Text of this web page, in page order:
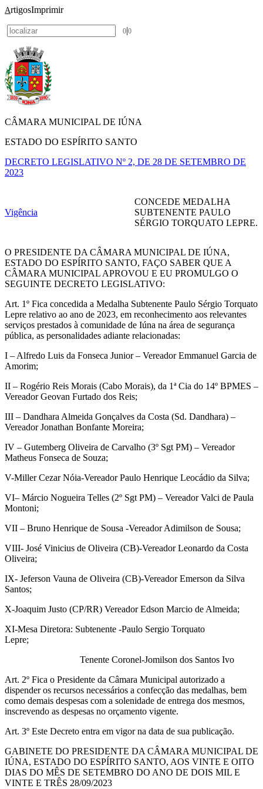
ArtigosImprimir
0|0
CÂMARA MUNICIPAL DE IÚNA
ESTADO DO ESPÍRITO SANTO
DECRETO LEGISLATIVO Nº 2, DE 28 DE SETEMBRO DE
2023
Vigência
CONCEDE MEDALHA
SUBTENENTE PAULO
SÉRGIO TORQUATO LEPRE.
O PRESIDENTE DA CÂMARA MUNICIPAL DE IÚNA,
ESTADO DO ESPÍRITO SANTO, FAÇO SABER QUE A
CÂMARA MUNICIPAL APROVOU E EU PROMULGO O
SEGUINTE DECRETO LEGISLATIVO:
Art. 1º Fica concedida a Medalha Subtenente Paulo Sérgio Torquato
Lepre relativo ao ano de 2023, em reconhecimento aos relevantes
serviços prestados à comunidade de Iúna na área de segurança
pública, as personalidades adiante relacionadas:
I – Alfredo Luis da Fonseca Junior – Vereador Emmanuel Garcia de
Amorim;
II – Rogério Reis Morais (Cabo Morais), da 1ª Cia do 14º BPMES –
Vereador Geovan Furtado dos Reis;
III – Dandhara Almeida Gonçalves da Costa (Sd. Dandhara) –
Vereador Jonathan Bonfante Moreira;
IV – Gutemberg Oliveira de Carvalho (3º Sgt PM) – Vereador
Matheus Fonseca de Souza;
V-Miller Cezar Nóia-Vereador Paulo Henrique Leocádio da Silva;
VI– Márcio Nogueira Telles (2º Sgt PM) – Vereador Valci de Paula
Montoni;
VII – Bruno Henrique de Sousa -Vereador Adimilson de Sousa;
VIII- José Vinicius de Oliveira (CB)-Vereador Leonardo da Costa
Oliveira;
IX- Jeferson Vauna de Oliveira (CB)-Vereador Emerson da Silva
Santos;
X-Joaquim Justo (CP/RR) Vereador Edson Marcio de Almeida;
XI-Mesa Diretora: Subtenente -Paulo Sergio Torquato
Lepre;
Tenente Coronel-Jomilson dos Santos Ivo
Art. 2º Fica o Presidente da Câmara Municipal autorizado a
dispender os recursos necessários a confecção das medalhas, bem
como demais despesas com a solenidade de entrega dos mesmos,
inscrevendo as despesas no orçamento vigente.
Art. 3º Este Decreto entra em vigor na data de sua publicação.
GABINETE DO PRESIDENTE DA CÂMARA MUNICIPAL DE
IÚNA, ESTADO DO ESPÍRITO SANTO, AOS VINTE E OITO
DIAS DO MÊS DE SETEMBRO DO ANO DE DOIS MIL E
VINTE E TRÊS 28/09/2023